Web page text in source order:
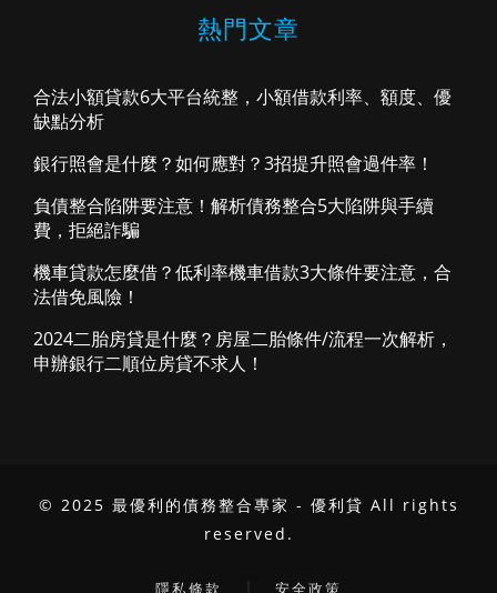
熱門文章
合法小額貸款6大平台統整，小額借款利率、額度、優
缺點分析
銀行照會是什麼？如何應對？3招提升照會過件率！
負債整合陷阱要注意！解析債務整合5大陷阱與手續
費，拒絕詐騙
機車貸款怎麼借？低利率機車借款3大條件要注意，合
法借免風險！
2024二胎房貸是什麼？房屋二胎條件/流程一次解析，
申辦銀行二順位房貸不求人！
© 2025 最優利的債務整合專家 - 優利貸 All rights
reserved.
隱私條款 安全政策